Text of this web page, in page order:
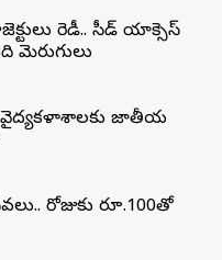
రెడీ.. సీడ్‌ యాక్సెస్‌
మెరుగులు
వైద్యకళాశాలకు జాతీయ
రోజుకు రూ.100తో